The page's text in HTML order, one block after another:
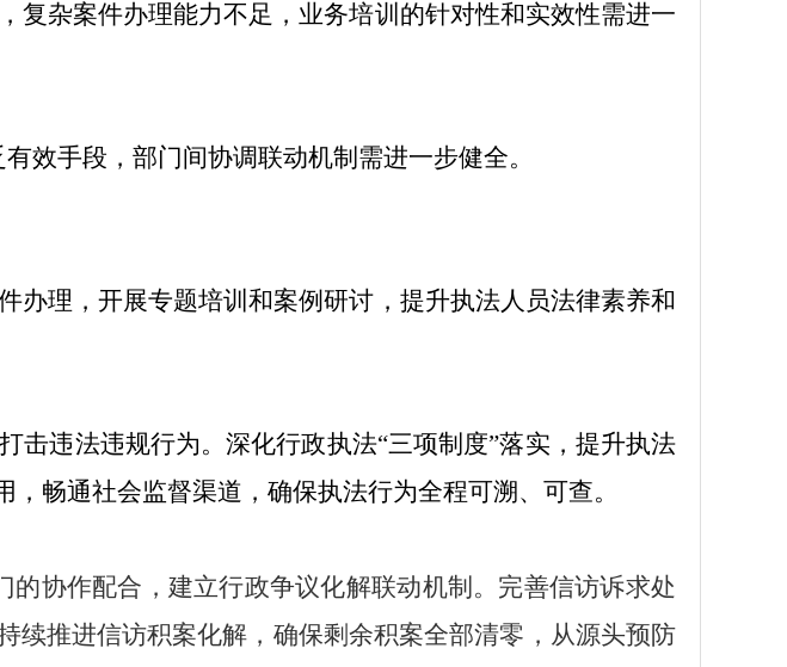
复杂案件办理能力不足，业务培训的针对性和实效性需进一
效手段，部门间协调联动机制需进一步健全。
办理，开展专题培训和案例研讨，提升执法人员法律素养和
击违法违规行为。深化行政执法“三项制度”落实，提升执法
畅通社会监督渠道，确保执法行为全程可溯、可查。
协作配合，建立行政争议化解联动机制。完善信访诉求处
续推进信访积案化解，确保剩余积案全部清零，从源头预防